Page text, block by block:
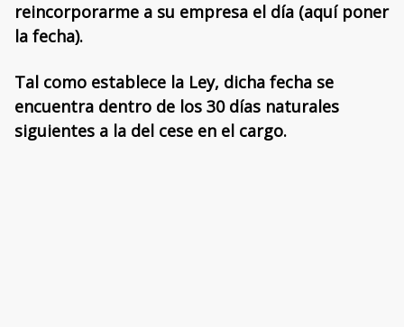
reincorporarme a su empresa el día (aquí poner
la fecha).
Tal como establece la Ley, dicha fecha se
encuentra dentro de los 30 días naturales
siguientes a la del cese en el cargo.